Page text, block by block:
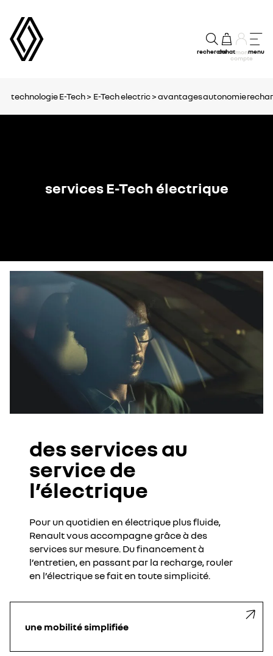
rechercheachatmon
compte
menu
technologie E-Tech > E-Tech electric >avantagesautonomie
services E-Tech électrique
des services au
service de
l’électrique
Pour un quotidien en électrique plus fluide,
Renault vous accompagne grâce à des
services sur mesure. Du financement à
l’entretien, en passant par la recharge, rouler
en l’électrique se fait en toute simplicité.
une mobilité simplifiée